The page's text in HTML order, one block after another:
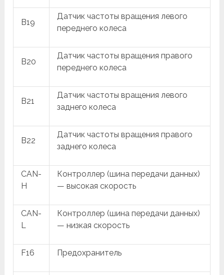
B19
Датчик частоты вращения левого
переднего колеса
B20
Датчик частоты вращения правого
переднего колеса
B21
Датчик частоты вращения левого
заднего колеса
B22
Датчик частоты вращения правого
заднего колеса
CAN-
H
Контроллер (шина передачи данных)
— высокая скорость
CAN-
L
Контроллер (шина передачи данных)
— низкая скорость
F16 Предохранитель